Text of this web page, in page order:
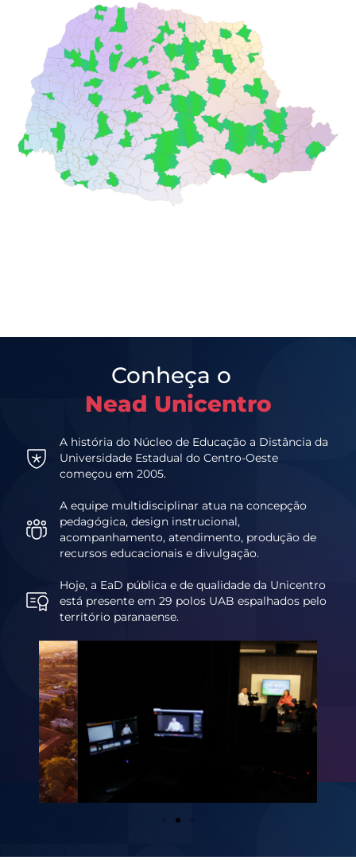
Conheça o
Nead Unicentro
A história do Núcleo de Educação a Distância da
Universidade Estadual do Centro-Oeste
começou em 2005.
A equipe multidisciplinar atua na concepção
pedagógica, design instrucional,
acompanhamento, atendimento, produção de
recursos educacionais e divulgação.
Hoje, a EaD pública e de qualidade da Unicentro
está presente em 29 polos UAB espalhados pelo
território paranaense.